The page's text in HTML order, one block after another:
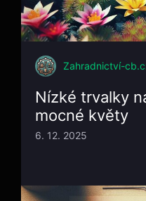
Zahradnictví-
Nízké trvalky
mocné květy
6. 12. 2025